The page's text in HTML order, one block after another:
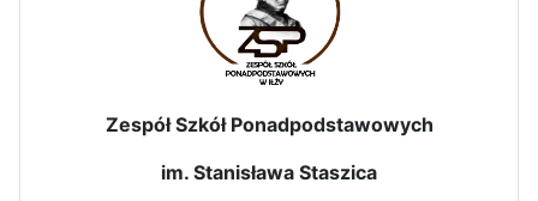
Bezpieczeństwo i kompetencje
Zespół Szkół Ponadpodstawowych
im. Stanisława Staszica